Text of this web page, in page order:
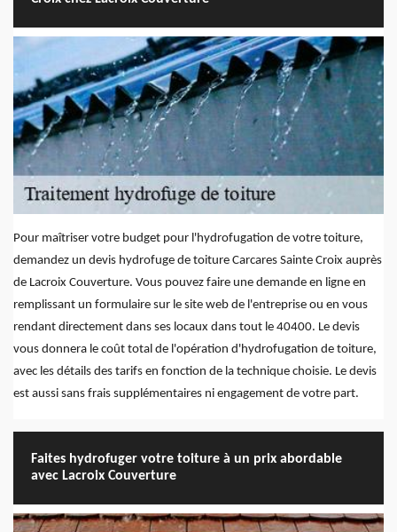
Pour maîtriser votre budget pour l'hydrofugation de votre toiture,
demandez un devis hydrofuge de toiture Carcares Sainte Croix auprès
de Lacroix Couverture. Vous pouvez faire une demande en ligne en
remplissant un formulaire sur le site web de l'entreprise ou en vous
rendant directement dans ses locaux dans tout le 40400. Le devis
vous donnera le coût total de l'opération d'hydrofugation de toiture,
avec les détails des tarifs en fonction de la technique choisie. Le devis
est aussi sans frais supplémentaires ni engagement de votre part.
Faites hydrofuger votre toiture à un prix abordable
avec Lacroix Couverture